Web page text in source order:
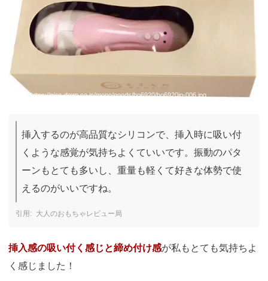
引用：https://pics.dmm.co.jp/mono/goods/ho6920/ho6920jp-006.jpg
挿入するのが高品質なシリコンで、挿入時に吸い付
くような感覚が気持ちよくていいです。振動のパタ
ーンもとても多いし、重量も軽くて好きな体勢で使
えるのがいいですね。
大人のおもちゃレビュー局
挿入感の吸い付く感じと締め付け感が私もとても気持ちよ
く感じました！